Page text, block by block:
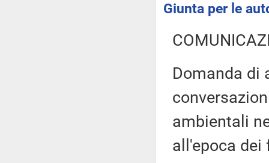
Giunta per le
Domanda di
ambientali
all'epoca dei